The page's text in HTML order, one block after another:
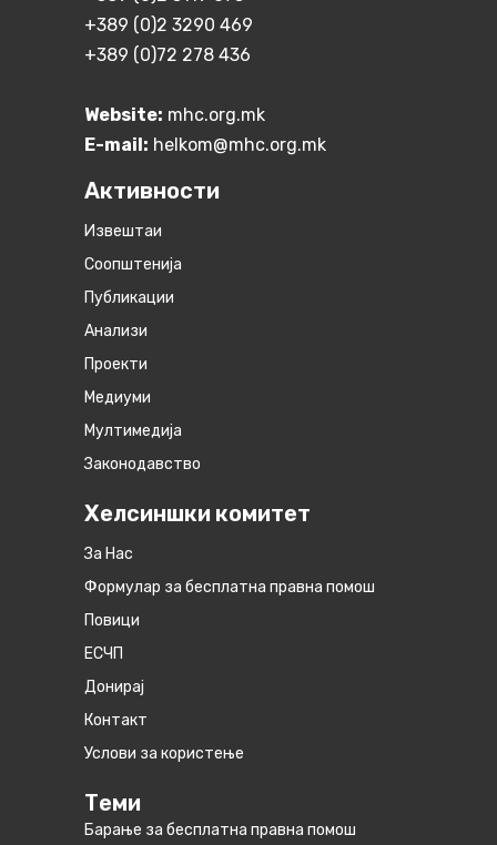
+389 (0)2 3290 469
+389 (0)72 278 436
Website: mhc.org.mk
E-mail: helkom@mhc.org.mk
Активности
Извештаи
Соопштенија
Публикации
Анализи
Проекти
Медиуми
Мултимедија
Законодавство
Хелсиншки комитет
За Нас
Формулар за бесплатна правна помош
Повици
ЕСЧП
Донирај
Контакт
Услови за користење
Теми
Барање за бесплатна правна помош